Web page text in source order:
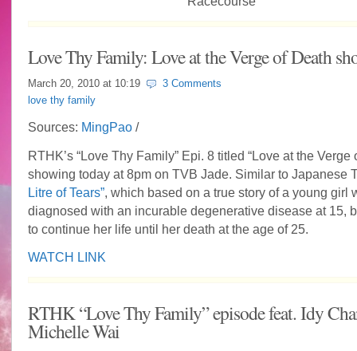
Love Thy Family: Love at the Verge of Death
March 20, 2010 at 10:19
3 Comments
love thy family
Sources: MingPao/
RTHK’s “Love Thy Family” Epi. 8 titled “Love at the Verge
showing today at 8pm on TVB Jade. Similar to Japanese
Litre of Tears”, which based on a true story of a young girl
diagnosed with an incurable degenerative disease at 15,
to continue her life until her death at the age of 25.
WATCH LINK
RTHK “Love Thy Family” episode feat. Idy
Michelle Wai